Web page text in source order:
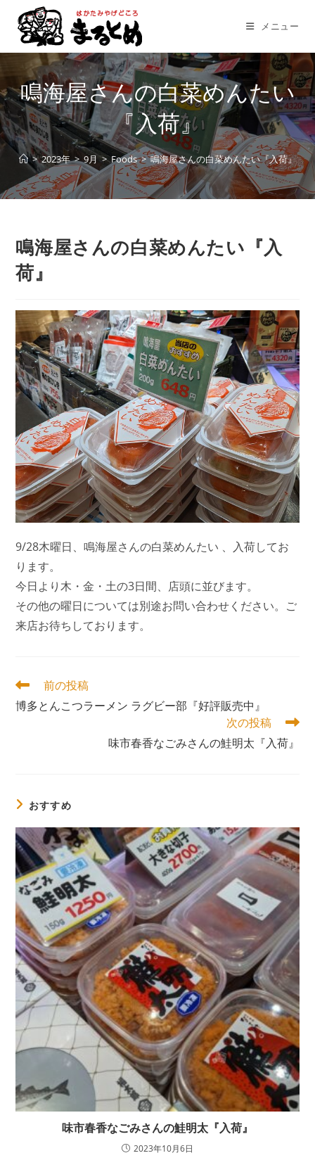
へ
ス
キ
ッ
メニュー
鳴海屋さんの白菜めんたい
『入荷』
> 2023年 > 9月 > Foods > 鳴海屋さんの白菜めんたい『入荷』
鳴海屋さんの白菜めんたい『入
荷』
9/28木曜日、鳴海屋さんの白菜めんたい 、入荷してお
ります。
今日より木・金・土の3日間、店頭に並びます。
その他の曜日については別途お問い合わせください。ご
来店お待ちしております。
そ
の
他
前の投稿
博多とんこつラーメン ラグビー部『好評販売中』
次の投稿
味市春香なごみさんの鮭明太『入荷』
おすすめ
味市春香なごみさんの鮭明太『入荷』
2023年10月6日